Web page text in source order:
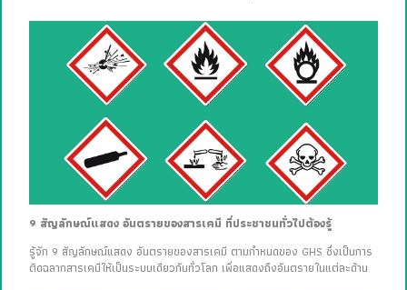
9 สัญลักษณ์แสดง อันตรายของสารเคมี ที่ประชาชนทั่วไปต้องรู้
รู้จัก 9 สัญลักษณ์แสดง อันตรายของสารเคมี ตามกำหนดของ GHS ซึ่งเป็นการ
ติดฉลากสารเคมีให้เป็นระบบเดียวกันทั่วโลก เพื่อแสดงถึงอันตรายในแต่ละด้าน